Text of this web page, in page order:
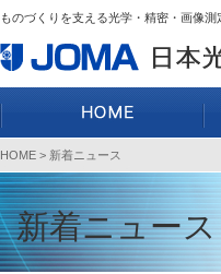
ものづくりを支える光学・精密・画像
HOME > 新着ニュース
新着ニュース